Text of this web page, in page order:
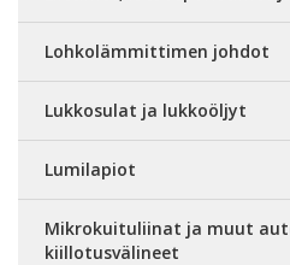
Lohkolämmittimen johdot
Lukkosulat ja lukkoöljyt
Lumilapiot
Mikrokuituliinat ja muut
kiillotusvälineet